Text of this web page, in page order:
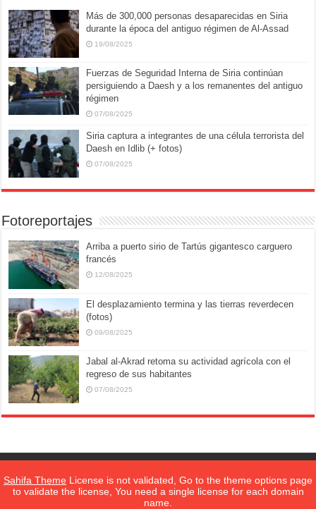
Más de 300,000 personas desaparecidas en Siria
durante la época del antiguo régimen de Al-Assad
19/08/2025
Fuerzas de Seguridad Interna de Siria continúan
persiguiendo a Daesh y a los remanentes del antiguo
régimen
07/08/2025
Siria captura a integrantes de una célula terrorista del
Daesh en Idlib (+ fotos)
07/08/2025
Fotoreportajes
Arriba a puerto sirio de Tartús gigantesco carguero
francés
12/08/2025
El desplazamiento termina y las tierras reverdecen
(fotos)
09/08/2025
Jabal al-Akrad retoma su actividad agrícola con el
regreso de sus habitantes
07/08/2025
Sobre SANA||
SANA en Español
Sahifa Theme License is not validated, Go to the theme options page
to validate the license, You need a single license for each domain
name.